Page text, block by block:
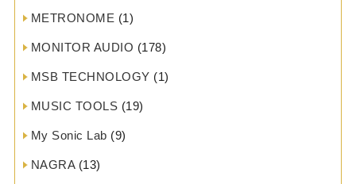
METRONOME (1)
MONITOR AUDIO (178)
MSB TECHNOLOGY (1)
MUSIC TOOLS (19)
My Sonic Lab (9)
NAGRA(13)